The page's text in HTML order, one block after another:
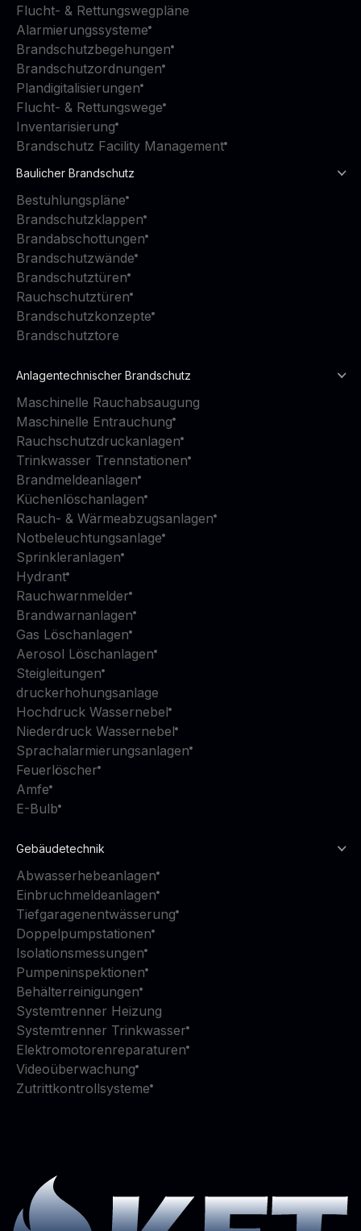
Flucht- & Rettungswegpläne
Alarmierungssysteme
Brandschutzbegehungen
Brandschutzordnungen
Plandigitalisierungen
Flucht- & Rettungswege
Inventarisierung
Brandschutz Facility Management
Baulicher Brandschutz
Bestuhlungspläne
Brandschutzklappen
Brandabschottungen
Brandschutzwände
Brandschutztüren
Rauchschutztüren
Brandschutzkonzepte
Brandschutztore
Anlagentechnischer Brandschutz
Maschinelle Rauchabsaugung
Maschinelle Entrauchung
Rauchschutzdruckanlagen
Trinkwasser Trennstationen
Brandmeldeanlagen
Küchenlöschanlagen
Rauch- & Wärmeabzugsanlagen
Notbeleuchtungsanlage
Sprinkleranlagen
Hydrant
Rauchwarnmelder
Brandwarnanlagen
Gas Löschanlagen
Aerosol Löschanlagen
Steigleitungen
druckerhohungsanlage
Hochdruck Wassernebel
Niederdruck Wassernebel
Sprachalarmierungsanlagen
Feuerlöscher
Amfe
E-Bulb
Gebäudetechnik
Abwasserhebeanlagen
Einbruchmeldeanlagen
Tiefgaragenentwässerung
Doppelpumpstationen
Isolationsmessungen
Pumpeninspektionen
Behälterreinigungen
Systemtrenner Heizung
Systemtrenner Trinkwasser
Elektromotorenreparaturen
Videoüberwachung
Zutrittkontrollsysteme